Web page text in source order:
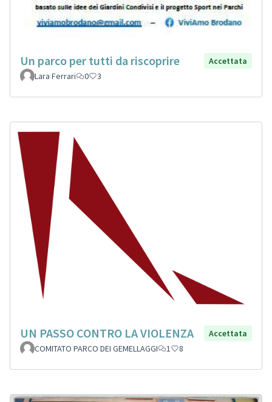
Un parco per tutti da riscoprire
Accettata
Lara Ferrari
0 3
UN PASSO CONTRO LA VIOLENZA
Accettata
COMITATO PARCO DEI GEMELLAGGI
1 8